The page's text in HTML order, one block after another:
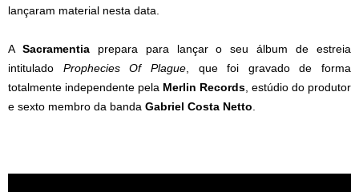
lançaram material nesta data.
A Sacramentiaprepara para lançar o seu álbum de estreia
intitulado Prophecies Of Plague, que foi gravado de forma
totalmente independente pela Merlin Records, estúdio do produtor
e sexto membro da banda Gabriel Costa Netto.